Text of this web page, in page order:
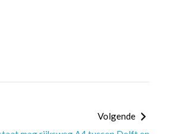
Volgende